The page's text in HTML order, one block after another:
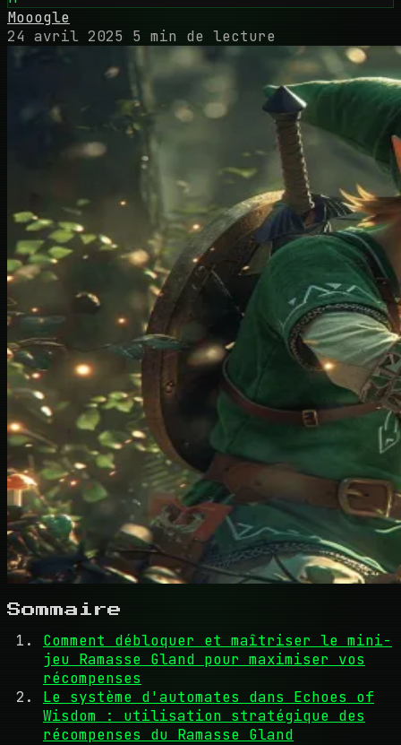
Mooogle
24 avril 2025
5 min de lecture
Sommaire
Comment débloquer et maîtriser le mini-
jeu Ramasse Gland pour maximiser vos
récompenses
Le système d'automates dans Echoes of
Wisdom : utilisation stratégique des
récompenses du Ramasse Gland